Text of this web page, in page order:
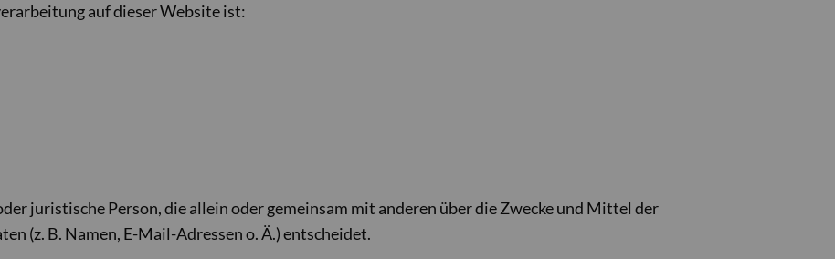
auf dieser Website ist:
juristische Person, die allein oder gemeinsam mit anderen über die Zwecke und Mittel der
(z. B. Namen, E-Mail-Adressen o. Ä.) entscheidet.